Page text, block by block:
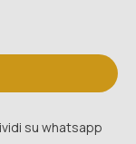
su whatsapp